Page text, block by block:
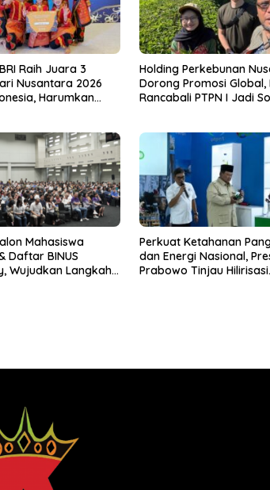
Raih Juara 3
Nusantara 2026
Harumkan
Holding Perkebunan
Dorong Promosi Global,
Rancabali PTPN I Jadi
Mahasiswa
Daftar BINUS
Wujudkan Langkah
Perkuat Ketahanan
dan Energi Nasional,
Prabowo Tinjau Hilirisasi